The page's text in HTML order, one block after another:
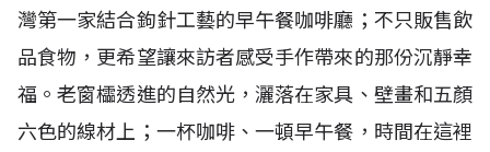
灣第一家結合鉤針工藝的早午餐咖啡廳；不只販售飲
品食物，更希望讓來訪者感受手作帶來的那份沉靜幸
福。老窗櫺透進的自然光，灑落在家具、壁畫和五顏
六色的線材上；一杯咖啡、一頓早午餐，時間在這裡